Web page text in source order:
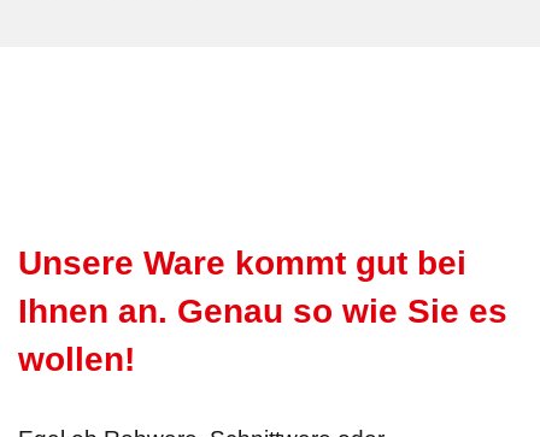
Unsere Ware kommt gut bei
Ihnen an. Genau so wie Sie es
wollen!